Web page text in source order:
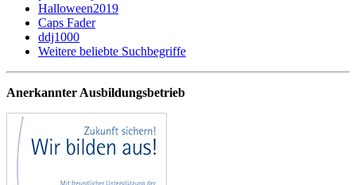
Halloween2019
Caps Fader
ddj1000
Weitere beliebte Suchbegriffe
Anerkannter Ausbildungsbetrieb